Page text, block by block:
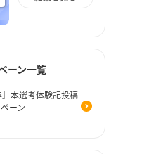
ーン一覧
］本選考体験記投稿
ーン